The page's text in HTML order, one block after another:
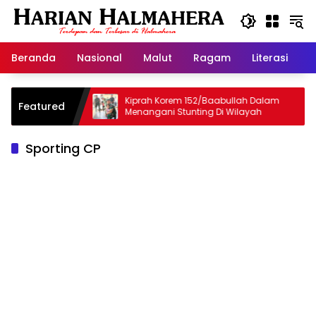
Langsung
Beranda
Nasional Malut Ragam Literasi
Featured
Selamat
Kiprah Korem 152/Baabullah Dalam
Menangani Stunting Di Wilayah
Sporting CP